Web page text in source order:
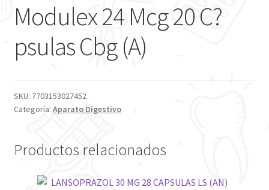
Modulex 24 Mcg 20 C?
psulas Cbg (A)
SKU: 7703153027452
Categoría: Aparato Digestivo
Productos relacionados